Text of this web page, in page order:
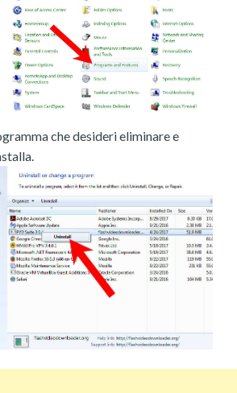
che desideri eliminare e